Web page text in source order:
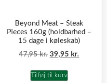
Beyond Meat – Steak
Pieces 160g (holdbarhed –
15 dage i køleskab)
47,95kr. 39,95 kr.
Tilføj til kurv